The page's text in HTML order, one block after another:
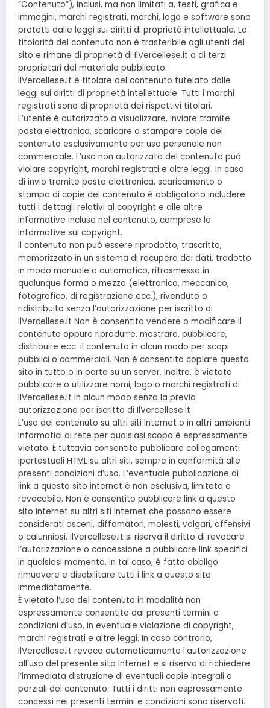
“Contenuto”), inclusi, ma non limitati a, testi, grafica e
immagini, marchi registrati, marchi, logo e software sono
protetti dalle leggi sui diritti di proprietà intellettuale. La
titolarità del contenuto non è trasferibile agli utenti del
sito e rimane di proprietà di IlVercellese.it o di terzi
proprietari del materiale pubblicato.
IlVercellese.it è titolare del contenuto tutelato dalle
leggi sui diritti di proprietà intellettuale. Tutti i marchi
registrati sono di proprietà dei rispettivi titolari.
L’utente è autorizzato a visualizzare, inviare tramite
posta elettronica, scaricare o stampare copie del
contenuto esclusivamente per uso personale non
commerciale. L’uso non autorizzato del contenuto può
violare copyright, marchi registrati e altre leggi. In caso
di invio tramite posta elettronica, scaricamento o
stampa di copie del contenuto è obbligatorio includere
tutti i dettagli relativi al copyright e alle altre
informative incluse nel contenuto, comprese le
informative sul copyright.
Il contenuto non può essere riprodotto, trascritto,
memorizzato in un sistema di recupero dei dati, tradotto
in modo manuale o automatico, ritrasmesso in
qualunque forma o mezzo (elettronico, meccanico,
fotografico, di registrazione ecc.), rivenduto o
ridistribuito senza l’autorizzazione per iscritto di
IlVercellese.it Non è consentito vendere o modificare il
contenuto oppure riprodurre, mostrare, pubblicare,
distribuire ecc. il contenuto in alcun modo per scopi
pubblici o commerciali. Non è consentito copiare questo
sito in tutto o in parte su un server. Inoltre, è vietato
pubblicare o utilizzare nomi, logo o marchi registrati di
IlVercellese.it in alcun modo senza la previa
autorizzazione per iscritto di IlVercellese.it
L’uso del contenuto su altri siti Internet o in altri ambienti
informatici di rete per qualsiasi scopo è espressamente
vietato. È tuttavia consentito pubblicare collegamenti
ipertestuali HTML su altri siti, sempre in conformità alle
presenti condizioni d’uso. L’eventuale pubblicazione di
link a questo sito internet è non esclusiva, limitata e
revocabile. Non è consentito pubblicare link a questo
sito Internet su altri siti Internet che possano essere
considerati osceni, diffamatori, molesti, volgari, offensivi
o calunniosi. IlVercellese.it si riserva il diritto di revocare
l’autorizzazione o concessione a pubblicare link specifici
in qualsiasi momento. In tal caso, è fatto obbligo
rimuovere e disabilitare tutti i link a questo sito
immediatamente.
È vietato l’uso del contenuto in modalità non
espressamente consentite dai presenti termini e
condizioni d’uso, in eventuale violazione di copyright,
marchi registrati e altre leggi. In caso contrario,
IlVercellese.it revoca automaticamente l’autorizzazione
all’uso del presente sito Internet e si riserva di richiedere
l’immediata distruzione di eventuali copie integrali o
parziali del contenuto. Tutti i diritti non espressamente
concessi nei presenti termini e condizioni sono riservati.